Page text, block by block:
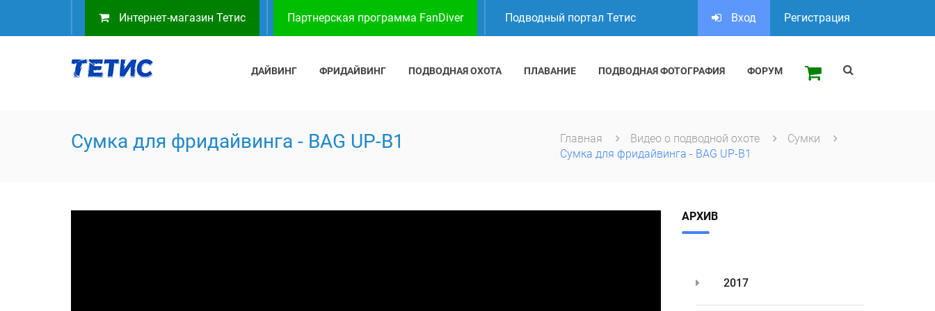
Интернет-магазин Тетис Партнерская программа FanDiver Подводный портал Тетис Вход Регистрация
ДАЙВИНГ ФРИДАЙВИНГ ПОДВОДНАЯ ОХОТА ПЛАВАНИЕ ПОДВОДНАЯ ФОТОГРАФИЯ ФОРУМ
Сумка для фридайвинга - BAG UP-B1 Главная Видео о подводной охоте
Сумки
Сумка для фридайвинга - BAG UP-B1
АРХИВ
2017